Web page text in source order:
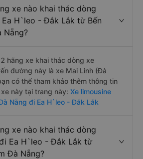
xe nào khai thác dòng
H`leo - Đắk Lắk từ Bến
Nẵng?
hãng xe khai thác dòng xe
đường này là xe Mai Linh (Đà
có thể tham khảo thêm thông tin
này tại trang này: Xe limousine
Nẵng đi Ea H`leo - Đắk Lắk
xe nào khai thác dòng
Ea H`leo - Đắk Lắk từ
Đà Nẵng?